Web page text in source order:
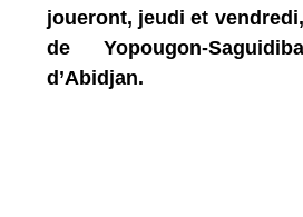
joueront, jeudi et
de Yopougon-
d’Abidjan.